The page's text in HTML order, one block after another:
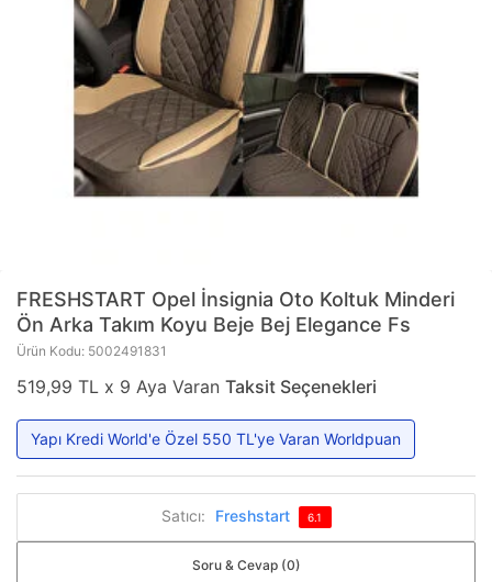
FRESHSTART Opel İnsignia Oto Koltuk Minderi
Ön Arka Takım Koyu Beje Bej Elegance Fs
Ürün Kodu: 5002491831
519,99 TL x 9 Aya Varan Taksit Seçenekleri
Yapı Kredi World'e Özel 550 TL'ye Varan Worldpuan
Satıcı: Freshstart 6.1
Soru & Cevap (0)